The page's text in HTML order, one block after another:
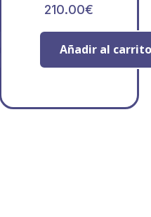
210.00€
Añadir al carrito